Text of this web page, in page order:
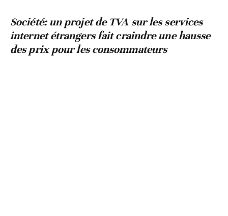
Société: un projet de TVA sur les services
internet étrangers fait craindre une hausse
des prix pour les consommateurs